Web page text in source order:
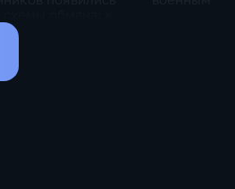
от потери
себя и близких